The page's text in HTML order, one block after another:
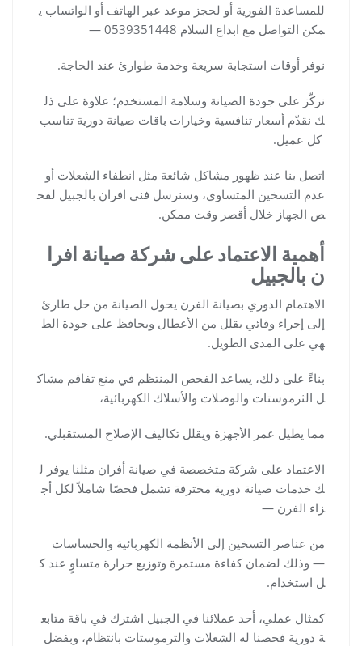
للمساعدة الفورية أو لحجز موعد عبر الهاتف أو الواتساب ي
مكن التواصل مع ابداع السلام 0539351448 —
نوفر أوقات استجابة سريعة وخدمة طوارئ عند الحاجة.
نركّز على جودة الصيانة وسلامة المستخدم؛ علاوة على ذل
ك نقدّم أسعار تنافسية وخيارات باقات صيانة دورية تناسب
كل عميل.
اتصل بنا عند ظهور مشاكل شائعة مثل انطفاء الشعلات أو
عدم التسخين المتساوي، وسنرسل فني افران بالجبيل لفح
ص الجهاز خلال أقصر وقت ممكن.
أهمية الاعتماد على شركة صيانة افرا
ن بالجبيل
الاهتمام الدوري بصيانة الفرن يحول الصيانة من حل طارئ
إلى إجراء وقائي يقلل من الأعطال ويحافظ على جودة الط
هي على المدى الطويل.
بناءً على ذلك، يساعد الفحص المنتظم في منع تفاقم مشاك
ل الثرموستات والوصلات والأسلاك الكهربائية،
مما يطيل عمر الأجهزة ويقلل تكاليف الإصلاح المستقبلي.
الاعتماد على شركة متخصصة في صيانة أفران مثلنا يوفر ل
ك خدمات صيانة دورية محترفة تشمل فحصًا شاملاً لكل أج
زاء الفرن —
من عناصر التسخين إلى الأنظمة الكهربائية والحساسات
— وذلك لضمان كفاءة مستمرة وتوزيع حرارة متساوٍ عند ك
ل استخدام.
كمثال عملي، أحد عملائنا في الجبيل اشترك في باقة متابع
ة دورية فحصنا له الشعلات والترموستات بانتظام، وبفضل